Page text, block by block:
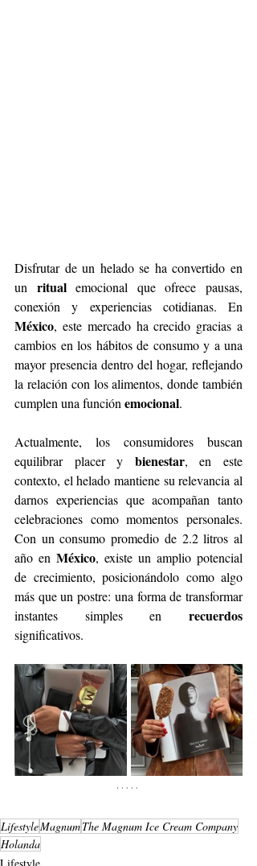
Disfrutar de un helado se ha convertido en
un ritual emocional que ofrece pausas,
México, este mercado ha crecido gracias a
cambios en los hábitos de consumo y a una
mayor presencia dentro del hogar, reflejando
la relación con los alimentos, donde también
cumplen una función emocional.
Actualmente, los consumidores buscan
equilibrar placer y bienestar, en este
contexto, el helado mantiene su relevancia al
darnos experiencias que acompañan tanto
celebraciones como momentos personales.
Con un consumo promedio de 2.2 litros al
año en México, existe un amplio potencial
de crecimiento, posicionándolo como algo
más que un postre: una forma de transformar
instantes simples en recuerdos
significativos.
LifestyleMagnumThe Magnum Ice Cream Company
Holanda